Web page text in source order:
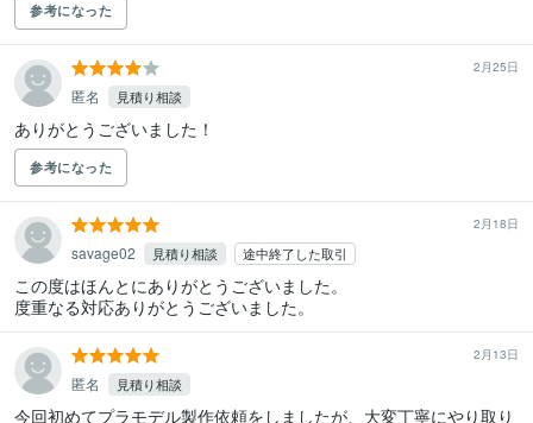
参考になった
2月25日
匿名 見積り相談
ありがとうございました！
参考になった
2月18日
savage02 見積り相談 途中終了した取引
この度はほんとにありがとうございました。
度重なる対応ありがとうございました。
2月13日
匿名 見積り相談
今回初めてプラモデル製作依頼をしましたが、大変丁寧にやり取り